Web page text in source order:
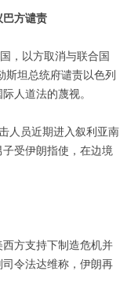
方谴责
，以方取消与联合国
斯坦总统府谴责以色列
人道法的蔑视。
人员近期进入叙利亚南
受伊朗指使，在边境
方支持下制造危机并
令法达维称，伊朗再